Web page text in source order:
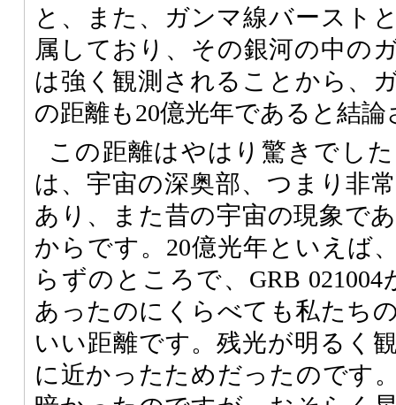
と、また、ガンマ線バースト
属しており、その銀河の中の
は強く観測されることから、
の距離も20億光年であると結
この距離はやはり驚きでし
は、宇宙の深奥部、つまり非
あり、また昔の宇宙の現象で
からです。20億光年といえば
らずのところで、GRB
あったのにくらべても私たち
いい距離です。残光が明るく
に近かったためだったのです